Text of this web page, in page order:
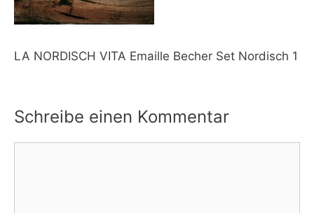
LA NORDISCH VITA Emaille Becher Set Nordisch 1
Schreibe einen Kommentar